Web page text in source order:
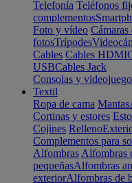
Telefonía Teléfonos
complementos
Foto y vídeo Cámaras
fotosTrípodes
Cables Cables HDMI
USBCables Jack
Consolas y
Textil
Ropa de cama Mantas
Cortinas y estores
Cojines Relleno
Complementos para
Alfombras Alfombras
pequeñasAlfombras
exteriorAlfombras de